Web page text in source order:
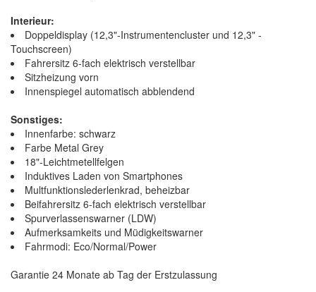
Interieur:
Doppeldisplay (12,3"-Instrumentencluster und 12,3" -
Touchscreen)
Fahrersitz 6-fach elektrisch verstellbar
Sitzheizung vorn
Innenspiegel automatisch abblendend
Sonstiges:
Innenfarbe: schwarz
Farbe Metal Grey
18"-Leichtmetellfelgen
Induktives Laden von Smartphones
Multfunktionslederlenkrad, beheizbar
Beifahrersitz 6-fach elektrisch verstellbar
Spurverlassenswarner (LDW)
Aufmerksamkeits und Müdigkeitswarner
Fahrmodi: Eco/Normal/Power
Garantie 24 Monate ab Tag der Erstzulassung